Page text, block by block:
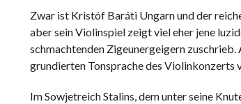
Zwar ist Kristóf Baráti Ungarn und der
aber sein Violinspiel zeigt viel eher jene
schmachtenden Zigeunergeigern
grundierten Tonsprache des Violinkonzerts
Im Sowjetreich Stalins, dem unter seine